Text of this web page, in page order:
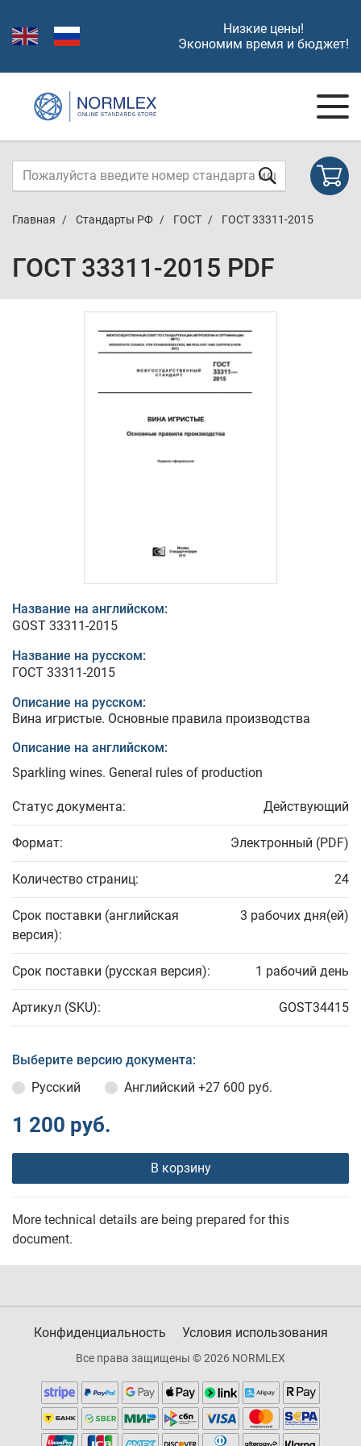
Низкие цены!
Экономим время и бюджет!
Главная Стандарты РФ ГОСТ ГОСТ 33311-2015
ГОСТ 33311-2015 PDF
Название на английском:
GOST 33311-2015
Название на русском:
ГОСТ 33311-2015
Описание на русском:
Вина игристые. Основные правила производства
Описание на английском:
Sparkling wines. General rules of production
Статус документа: Действующий
Формат: Электронный (PDF)
Количество страниц: 24
Срок поставки (английская
версия):
3 рабочих дня(ей)
Срок поставки (русская версия): 1 рабочий день
Артикул (SKU): GOST34415
Выберите версию документа:
Русский
Английский +27 600 руб.
1 200 руб.
В корзину
More technical details are being prepared for this
document.
Конфиденциальность Условия использования
Все права защищены © 2026 NORMLEX